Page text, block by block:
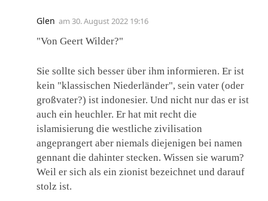
Glen am 30. August 2022 19:16
"Von Geert Wilder?"
Sie sollte sich besser über ihm informieren. Er ist
kein "klassischen Niederländer", sein vater (oder
großvater?) ist indonesier. Und nicht nur das er ist
auch ein heuchler. Er hat mit recht die
islamisierung die westliche zivilisation
angeprangert aber niemals diejenigen bei namen
gennant die dahinter stecken. Wissen sie warum?
Weil er sich als ein zionist bezeichnet und darauf
stolz ist.